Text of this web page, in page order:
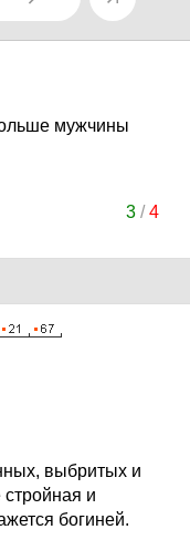
мужчины
3/4
выбритых и
и
богиней.